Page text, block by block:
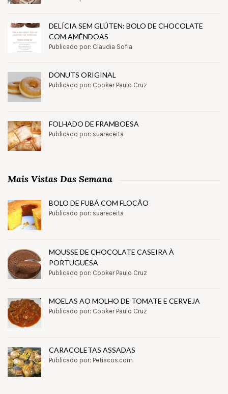
DELÍCIA SEM GLÚTEN: BOLO DE CHOCOLATE
COM AMÊNDOAS
Publicado por: Claudia Sofia
DONUTS ORIGINAL
Publicado por: Cooker Paulo Cruz
FOLHADO DE FRAMBOESA
Publicado por: suareceita
Mais Vistas Das Semana
BOLO DE FUBÁ COM FLOCÃO
Publicado por: suareceita
MOUSSE DE CHOCOLATE CASEIRA À
PORTUGUESA
Publicado por: Cooker Paulo Cruz
MOELAS AO MOLHO DE TOMATE E CERVEJA
Publicado por: Cooker Paulo Cruz
CARACOLETAS ASSADAS
Publicado por: Petiscos.com